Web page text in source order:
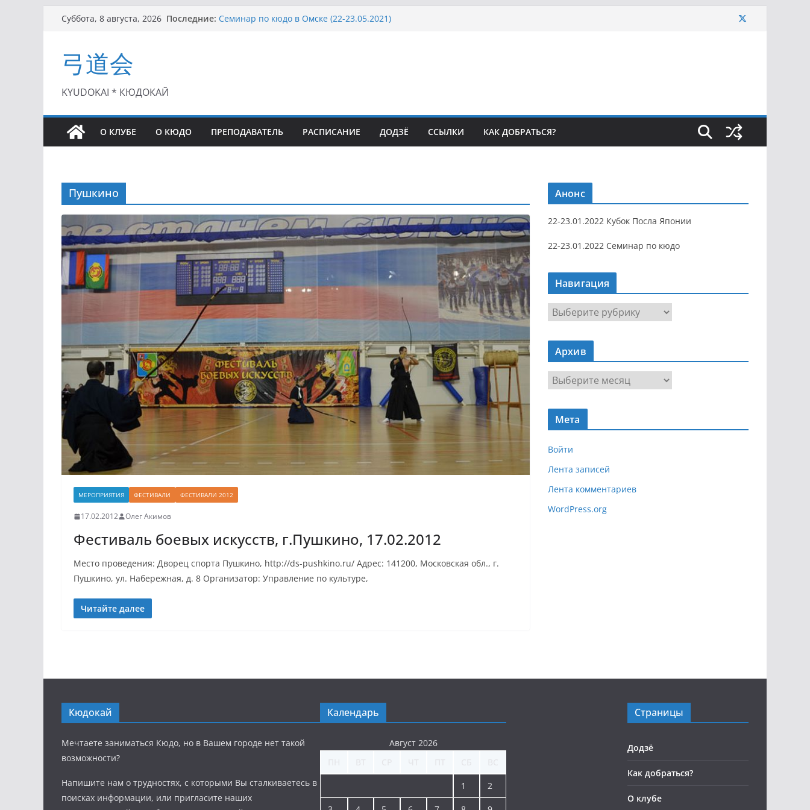
Перейти
Суббота, 8 августа, 2026 Последние: Семинар по кюдо в Омске (22-23.05.2021)
弓道会
KYUDOKAI * КЮДОКАЙ
О КЛУБЕ О КЮДО ПРЕПОДАВАТЕЛЬ РАСПИСАНИЕ ДОДЗЁ ССЫЛКИ КАК ДОБРАТЬСЯ?
Пушкино
МЕРОПРИЯТИЯ ФЕСТИВАЛИ ФЕСТИВАЛИ 2012
17.02.2012 Олег Акимов
Фестиваль боевых искусств, г.Пушкино, 17.02.2012
Место проведения: Дворец спорта Пушкино, http://ds-pushkino.ru/ Адрес: 141200, Московская обл., г.
Пушкино, ул. Набережная, д. 8 Организатор: Управление по культуре,
Читайте далее
Анонс
22-23.01.2022 Кубок Посла Японии
22-23.01.2022 Семинар по кюдо
Навигация
Н
а
в
г
я
Архив
р
х
Мета
Войти
Лента записей
Лента комментариев
WordPress.org
Кюдокай
Мечтаете заниматься Кюдо, но в Вашем городе нет такой
возможности?
Напишите нам о трудностях, с которыми Вы сталкиваетесь в
поисках информации, или пригласите наших
Календарь
Август 2026
1 2
Страницы
Додзё
Как добраться?
О клубе